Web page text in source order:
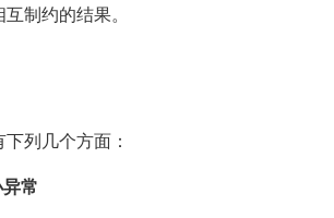
制约的结果。
列几个方面：
常